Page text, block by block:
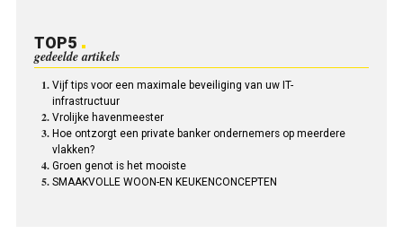
TOP5
gedeelde artikels
Vijf tips voor een maximale beveiliging van uw IT-
infrastructuur
Vrolijke havenmeester
Hoe ontzorgt een private banker ondernemers op meerdere
vlakken?
Groen genot is het mooiste
SMAAKVOLLE WOON-EN KEUKENCONCEPTEN